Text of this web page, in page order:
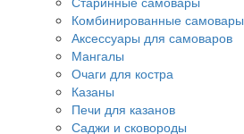
Комбинированные самовары
Аксессуары для самоваров
Мангалы
Очаги для костра
Казаны
Печи для казанов
Саджи и сковороды